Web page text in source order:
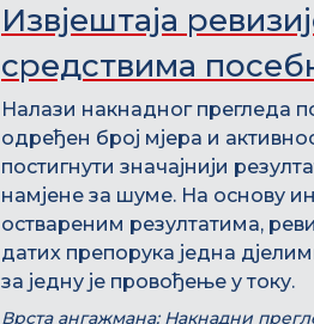
Извјештаја
средствима
Налази накнадног прегледа
одређен број мјера и
постигнути значајнији
намјене за шуме. На основу
оствареним резултатима,
датих препорука једна
за једну је провођење у току.
Врста ангажмана: Накнадни